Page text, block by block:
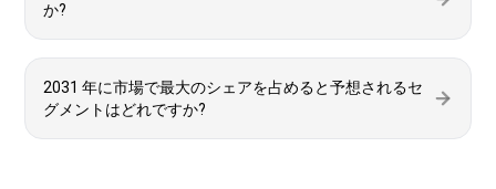
か?
2031 年に市場で最大のシェアを占めると予想されるセ
グメントはどれですか?